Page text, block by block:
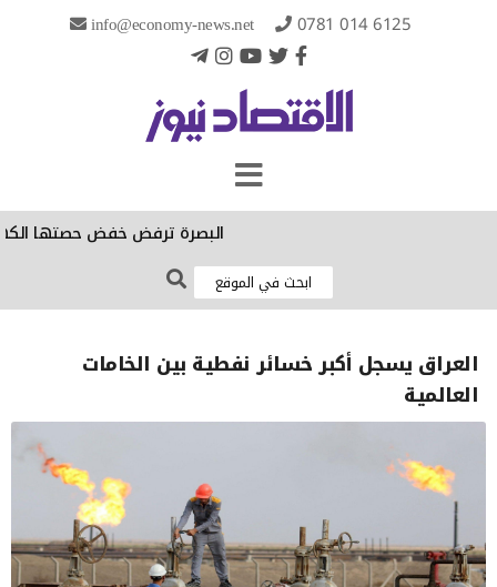
info@economy-news.net 0781 014 6125
البصرة ترفض خفض حصتها
العراق يسجل أكبر خسائر نفطية بين الخامات
العالمية